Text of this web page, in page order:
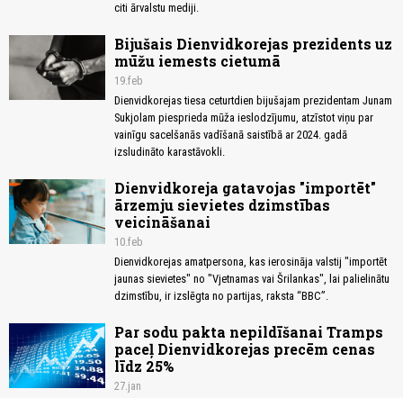
citi ārvalstu mediji.
Bijušais Dienvidkorejas prezidents uz
mūžu iemests cietumā
19.feb
Dienvidkorejas tiesa ceturtdien bijušajam prezidentam Junam
Sukjolam piesprieda mūža ieslodzījumu, atzīstot viņu par
vainīgu sacelšanās vadīšanā saistībā ar 2024. gadā
izsludināto karastāvokli.
Dienvidkoreja gatavojas "importēt"
ārzemju sievietes dzimstības
veicināšanai
10.feb
Dienvidkorejas amatpersona, kas ierosināja valstij "importēt
jaunas sievietes" no "Vjetnamas vai Šrilankas", lai palielinātu
dzimstību, ir izslēgta no partijas, raksta “BBC”.
Par sodu pakta nepildīšanai Tramps
paceļ Dienvidkorejas precēm cenas
līdz 25%
27.jan